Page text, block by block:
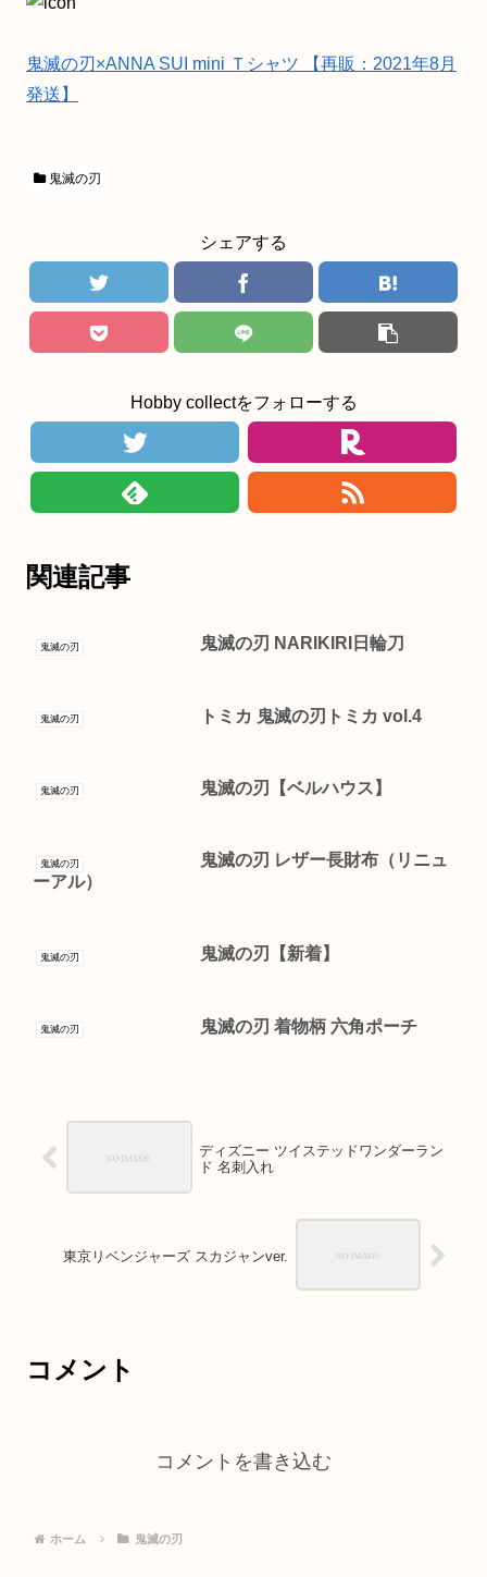
鬼滅の刃×ANNA SUI mini Ｔシャツ 【再販：2021年8月
発送】
鬼滅の刃
シェアする
Hobby collectをフォローする
関連記事
鬼滅の刃 鬼滅の刃 NARIKIRI日輪刀
鬼滅の刃 トミカ 鬼滅の刃トミカ vol.4
鬼滅の刃 鬼滅の刃【ベルハウス】
鬼滅の刃
鬼滅の刃 レザー長財布（リニュ
ーアル）
鬼滅の刃 鬼滅の刃【新着】
鬼滅の刃 鬼滅の刃 着物柄 六角ポーチ
ディズニー ツイステッドワンダーラン
ド 名刺入れ
東京リベンジャーズ スカジャンver.
コメント
コメントを書き込む
ホーム 鬼滅の刃